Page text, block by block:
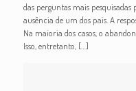
das perguntas mais
ausência de um dos pais. A
Na maioria dos casos, o
Isso, entretanto, […]